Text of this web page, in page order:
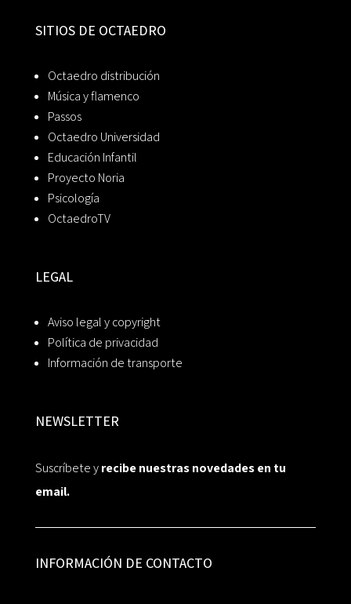
SITIOS DE OCTAEDRO
Octaedro distribución
Música y flamenco
Passos
Octaedro Universidad
Educación Infantil
Proyecto Noria
Psicología
OctaedroTV
LEGAL
Aviso legal y copyright
Política de privacidad
Información de transporte
NEWSLETTER
Suscríbete yrecibe nuestras novedades en tu
email.
INFORMACIÓN DE CONTACTO